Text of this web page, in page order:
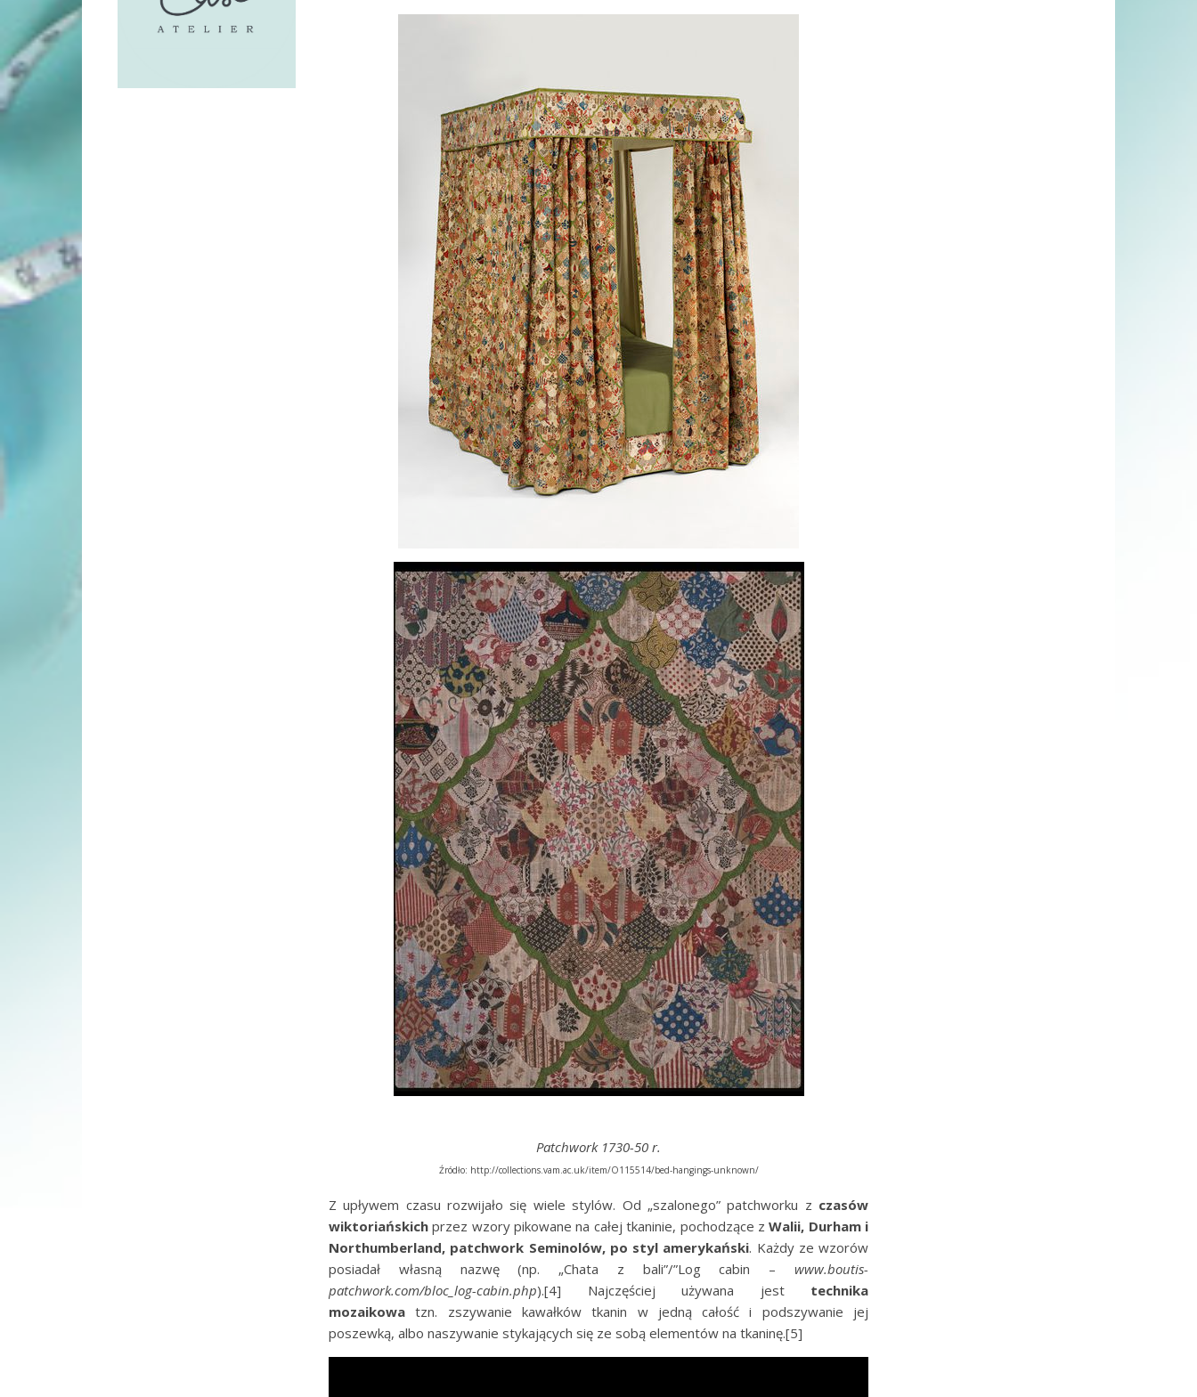
Patchwork 1730-50 r.
Źródło: http://collections.vam.ac.uk/item/O115514/bed-hangings-unknown/
Z upływem czasu rozwijało się wiele stylów. Od „szalonego” patchworku z czasów
wiktoriańskich przez wzory pikowane na całej tkaninie, pochodzące zWalii, Durham i
Northumberland, patchwork Seminolów, po styl amerykański. Każdy ze wzorów
posiadał własną nazwę (np. „Chata z bali”/”Log cabin – www.boutis-
patchwork.com/bloc_log-cabin.php).[4] Najczęściej używana jest technika
mozaikowa tzn. zszywanie kawałków tkanin w jedną całość i podszywanie jej
poszewką, albo naszywanie stykających się ze sobą elementów na tkaninę.[5]